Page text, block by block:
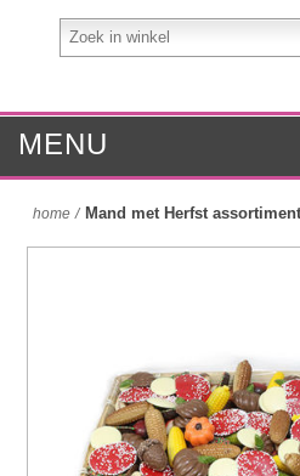
MENU
home / Mand met Herfst assortiment